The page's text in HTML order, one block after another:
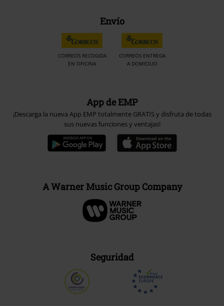
Envío
CORREOS RECOGIDA
EN OFICINA
CORREOS ENTREGA
A DOMICILIO
App de EMP
¡Descarga la nueva App EMP totalmente GRATIS y disfruta de todas
sus nuevas funciones y ventajas!
A Warner Music Group Company
Seguridad